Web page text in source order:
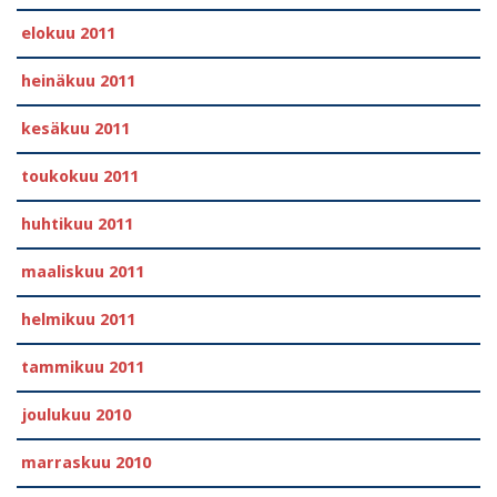
elokuu 2011
heinäkuu 2011
kesäkuu 2011
toukokuu 2011
huhtikuu 2011
maaliskuu 2011
helmikuu 2011
tammikuu 2011
joulukuu 2010
marraskuu 2010